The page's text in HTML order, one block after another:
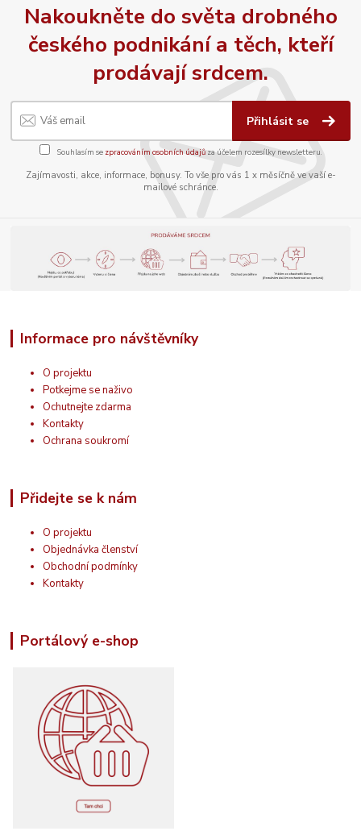
Nakoukněte do světa drobného
českého podnikání a těch, kteří
prodávají srdcem.
Přihlásit se
Souhlasím se zpracováním osobních údajůza účelem rozesílky newsletteru.
Zajímavosti, akce, informace, bonusy. To vše pro vás 1 x měsíčně ve vaší e-
mailové schránce.
Informace pro návštěvníky
O projektu
Potkejme se naživo
Ochutnejte zdarma
Kontakty
Ochrana soukromí
Přidejte se k nám
O projektu
Objednávka členství
Obchodní podmínky
Kontakty
Portálový e-shop